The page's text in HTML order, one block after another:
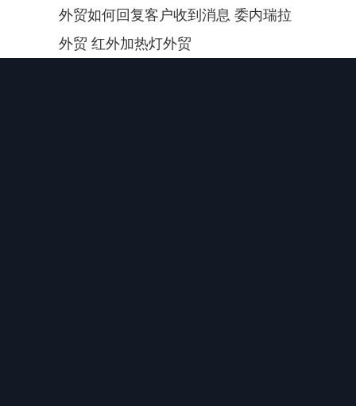
外贸如何回复客户收到消息 委内瑞拉
外贸 红外加热灯外贸